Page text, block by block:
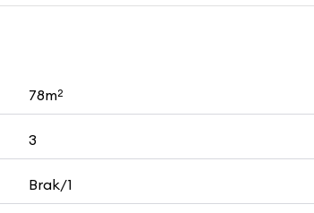
78m2
3
Brak/1